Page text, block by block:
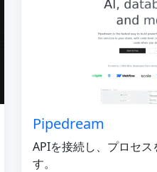
Pipedream
APIを接続し、プロセス
す。